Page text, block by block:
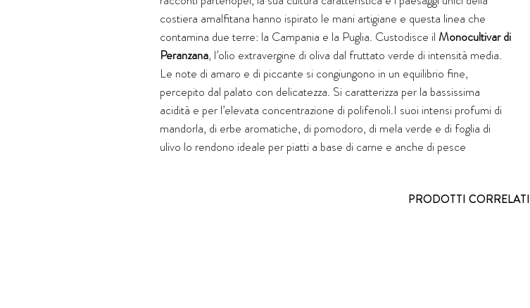
costiera amalfitana hanno ispirato le mani artigiane e questa linea che
contamina due terre: la Campania e la Puglia. Custodisce il Monocultivar di
Peranzana, l’olio extravergine di oliva dal fruttato verde di intensità media.
Le note di amaro e di piccante si congiungono in un equilibrio fine,
percepito dal palato con delicatezza. Si caratterizza per la bassissima
acidità e per l’elevata concentrazione di polifenoli.I suoi intensi profumi di
mandorla, di erbe aromatiche, di pomodoro, di mela verde e di foglia di
ulivo lo rendono ideale per piatti a base di carne e anche di pesce
PRODOTTI CORRELATI